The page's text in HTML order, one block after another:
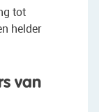
tot
helder
van